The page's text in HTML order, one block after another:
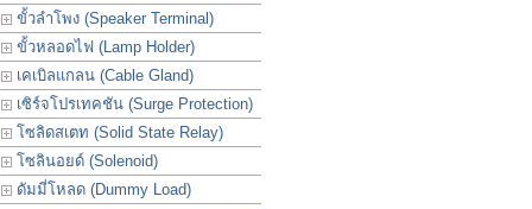
ขั้วลำโพง (Speaker Terminal)
ขั้วหลอดไฟ (Lamp Holder)
เคเบิลแกลน (Cable Gland)
เซิร์จโปรเทคชัน (Surge Protection)
โซลิดสเตท (Solid State Relay)
โซลินอยด์ (Solenoid)
ดัมมี่โหลด (Dummy Load)